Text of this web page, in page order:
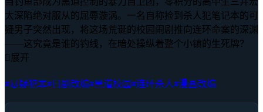
太深陷绝对服从的屈辱漩涡。一名自称捡到杀人犯笔记本的可
疑男子突然出现，将这场荒诞的校园闹剧推向连环命案的深渊
——这究竟是谁的钓线，在暗处操纵着整个小镇的生死牌？
 展开
#悬疑犯罪#日剧改编#黑道校园#连环杀人#漫画改编